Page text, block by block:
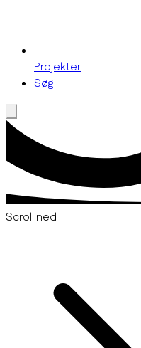
Projekter
Søg
Scroll ned